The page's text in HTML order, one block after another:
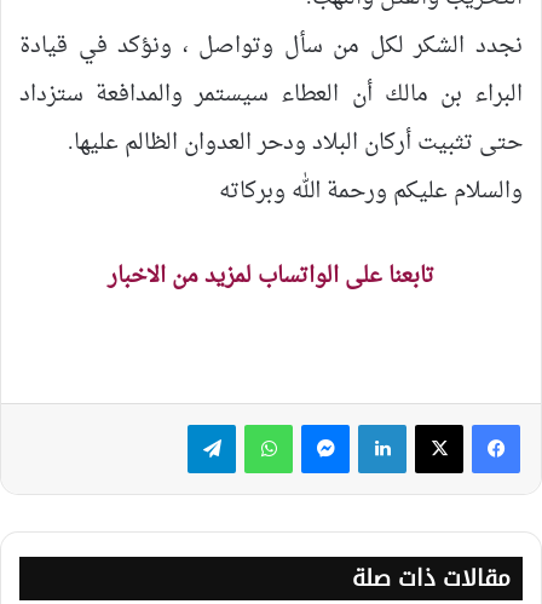
نجدد الشكر لكل من سأل وتواصل ، ونؤكد في قيادة
البراء بن مالك أن العطاء سيستمر والمدافعة ستزداد
حتى تثبيت أركان البلاد ودحر العدوان الظالم عليها.
والسلام عليكم ورحمة الله وبركاته
تابعنا على الواتساب لمزيد من الاخبار
لينكدإن ماسنجر واتساب تيلقرام
مقالات ذات صلة